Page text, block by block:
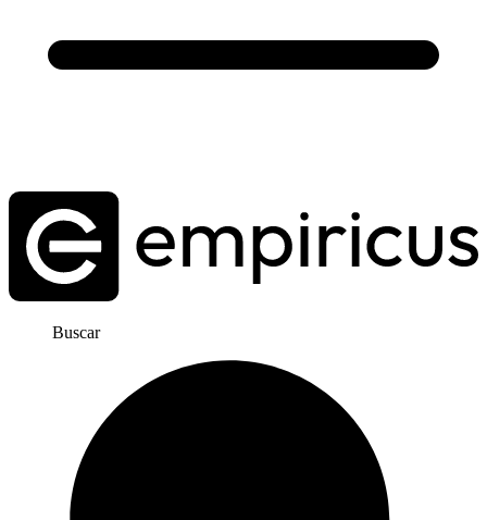
Buscar